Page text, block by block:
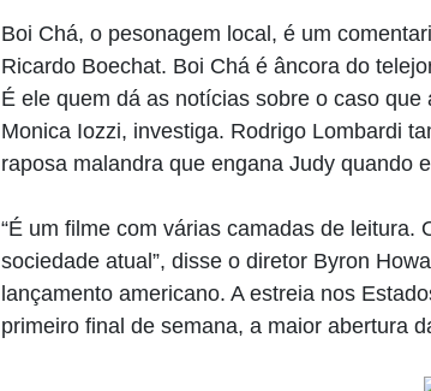
Boi Chá, o pesonagem local, é um
Ricardo Boechat. Boi Chá é âncora do
É ele quem dá as notícias sobre o caso
Monica Iozzi, investiga. Rodrigo Lombardi
raposa malandra que engana Judy quando
“É um filme com várias camadas de
sociedade atual”, disse o diretor Byron
lançamento americano. A estreia nos
primeiro final de semana, a maior abertura